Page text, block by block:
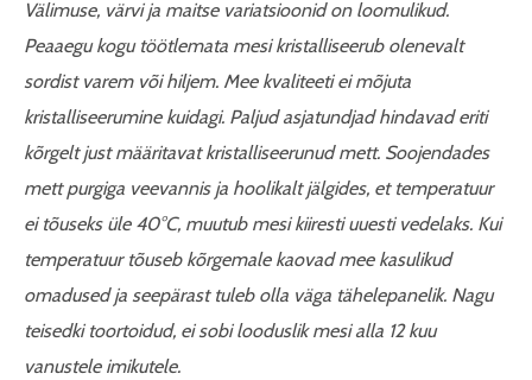
Välimuse, värvi ja maitse variatsioonid on loomulikud.
Peaaegu kogu töötlemata mesi kristalliseerub olenevalt
sordist varem või hiljem. Mee kvaliteeti ei mõjuta
kristalliseerumine kuidagi. Paljud asjatundjad hindavad eriti
kõrgelt just määritavat kristalliseerunud mett. Soojendades
mett purgiga veevannis ja hoolikalt jälgides, et temperatuur
ei tõuseks üle 40°C, muutub mesi kiiresti uuesti vedelaks. Kui
temperatuur tõuseb kõrgemale kaovad mee kasulikud
omadused ja seepärast tuleb olla väga tähelepanelik. Nagu
teisedki toortoidud, ei sobi looduslik mesi alla 12 kuu
vanustele imikutele.